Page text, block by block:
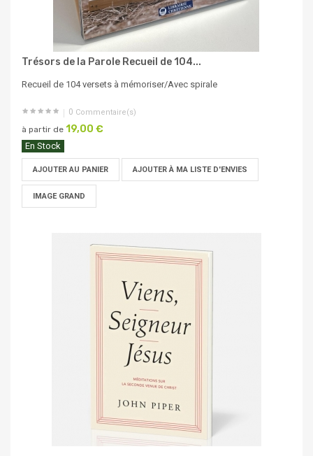
Trésors de la Parole Recueil de 104...
Recueil de 104 versets à mémoriser/Avec spirale
0 Commentaire(s)
à partir de 19,00 €
En Stock
AJOUTER AU PANIER AJOUTER À MA LISTE D'ENVIES
IMAGE GRAND